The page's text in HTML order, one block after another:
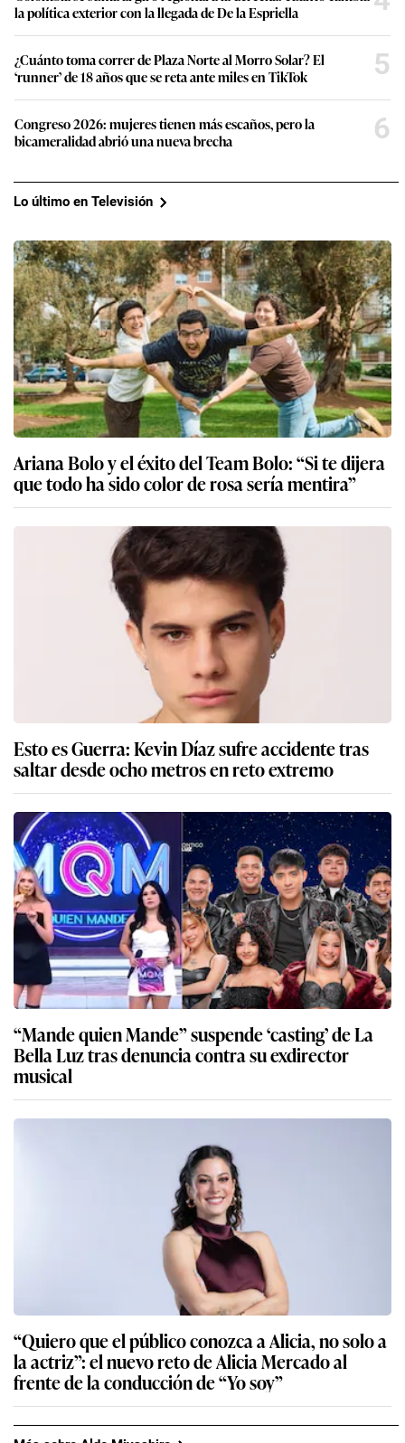
la política exterior con la llegada de De la Espriella
¿Cuánto toma correr de Plaza Norte al Morro Solar? El
‘runner’ de 18 años que se reta ante miles en TikTok
5
Congreso 2026: mujeres tienen más escaños, pero la
bicameralidad abrió una nueva brecha
6
Lo último en Televisión
Ariana Bolo y el éxito del Team Bolo: “Si te dijera
que todo ha sido color de rosa sería mentira”
Esto es Guerra: Kevin Díaz sufre accidente tras
saltar desde ocho metros en reto extremo
“Mande quien Mande” suspende ‘casting’ de La
Bella Luz tras denuncia contra su exdirector
musical
“Quiero que el público conozca a Alicia, no solo a
la actriz”: el nuevo reto de Alicia Mercado al
frente de la conducción de “Yo soy”